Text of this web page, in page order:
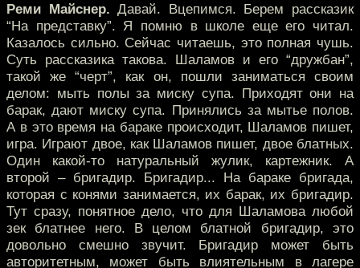
Реми Майснер. Давай. Вцепимся. Берем рассказик
“На представку”. Я помню в школе еще его читал.
Казалось сильно. Сейчас читаешь, это полная чушь.
Суть рассказика такова. Шаламов и его “дружбан”,
такой же “черт”, как он, пошли заниматься своим
делом: мыть полы за миску супа. Приходят они на
барак, дают миску супа. Принялись за мытье полов.
А в это время на бараке происходит, Шаламов пишет,
игра. Играют двое, как Шаламов пишет, двое блатных.
Один какой-то натуральный жулик, картежник. А
второй – бригадир. Бригадир... На бараке бригада,
которая с конями занимается, их барак, их бригадир.
Тут сразу, понятное дело, что для Шаламова любой
зек блатнее него. В целом блатной бригадир, это
довольно смешно звучит. Бригадир может быть
авторитетным, может быть влиятельным в лагере